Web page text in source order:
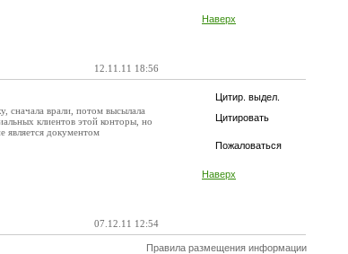
Наверх
12.11.11 18:56
Цитир. выдел.
Цитировать
Пожаловаться
Наверх
сначала врали, потом высылала
клиентов этой конторы, но
является документом
07.12.11 12:54
Правила размещения информации